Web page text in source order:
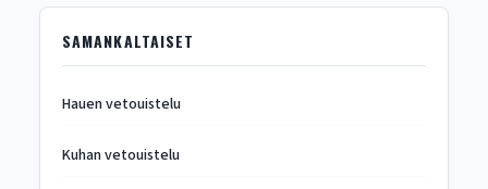
SAMANKALTAISET
Hauen vetouistelu
Kuhan vetouistelu